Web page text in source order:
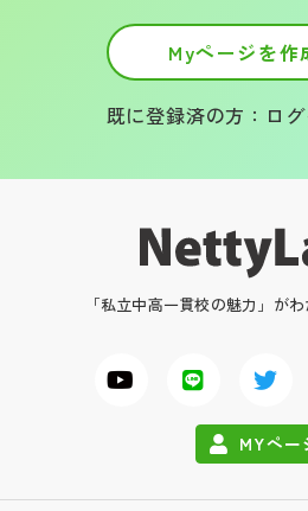
Myページを作
既に登録済の方：ロ
「私立中高一貫校の魅力」が
MYペー